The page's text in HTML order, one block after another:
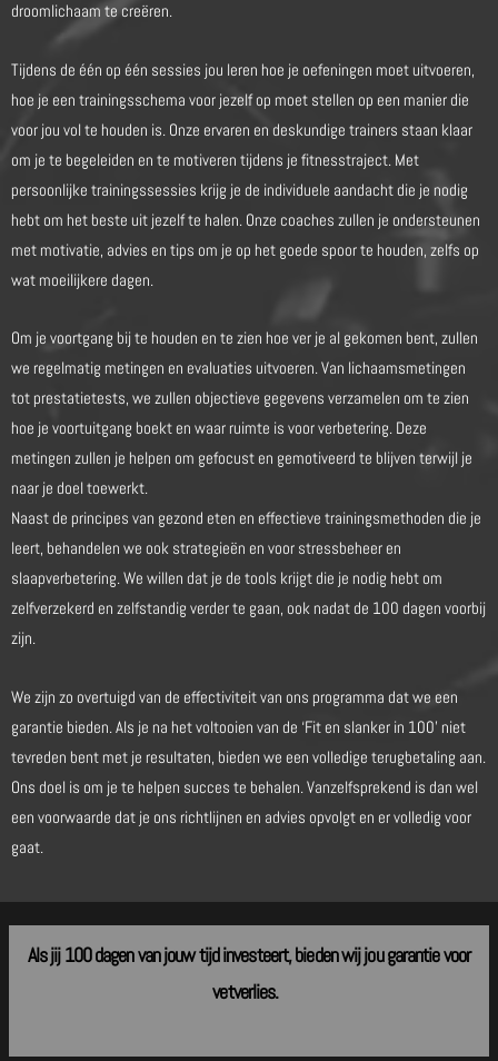
droomlichaam te creëren.
Tijdens de één op één sessies jou leren hoe je oefeningen moet uitvoeren,
hoe je een trainingsschema voor jezelf op moet stellen op een manier die
voor jou vol te houden is. Onze ervaren en deskundige trainers staan klaar
om je te begeleiden en te motiveren tijdens je fitnesstraject. Met
persoonlijke trainingssessies krijg je de individuele aandacht die je nodig
hebt om het beste uit jezelf te halen. Onze coaches zullen je ondersteunen
met motivatie, advies en tips om je op het goede spoor te houden, zelfs op
wat moeilijkere dagen.
Om je voortgang bij te houden en te zien hoe ver je al gekomen bent, zullen
we regelmatig metingen en evaluaties uitvoeren. Van lichaamsmetingen
tot prestatietests, we zullen objectieve gegevens verzamelen om te zien
hoe je voortuitgang boekt en waar ruimte is voor verbetering. Deze
metingen zullen je helpen om gefocust en gemotiveerd te blijven terwijl je
naar je doel toewerkt.
Naast de principes van gezond eten en effectieve trainingsmethoden die je
leert, behandelen we ook strategieën en voor stressbeheer en
slaapverbetering. We willen dat je de tools krijgt die je nodig hebt om
zelfverzekerd en zelfstandig verder te gaan, ook nadat de 100 dagen voorbij
zijn.
We zijn zo overtuigd van de effectiviteit van ons programma dat we een
garantie bieden. Als je na het voltooien van de ‘Fit en slanker in 100’ niet
tevreden bent met je resultaten, bieden we een volledige terugbetaling aan.
Ons doel is om je te helpen succes te behalen. Vanzelfsprekend is dan wel
een voorwaarde dat je ons richtlijnen en advies opvolgt en er volledig voor
gaat.
Als jij 100 dagen van jouw tijd investeert, bieden wij jou garantie voor
vetverlies.